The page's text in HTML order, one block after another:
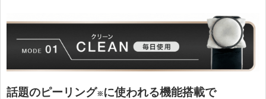
話題のピーリング※に使われる機能搭載で